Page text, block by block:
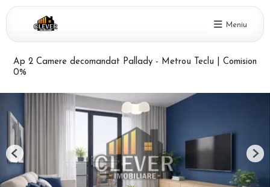
Meniu
Ap 2 Camere decomandat Pallady - Metrou Teclu | Comision
0%
Previous